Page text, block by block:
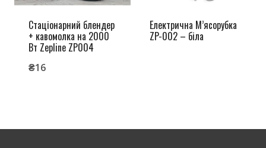
Стаціонарний блендер
+ кавомолка на 2000
Вт Zepline ZP004
₴16
Електрична М’ясорубка
ZP-002 – біла